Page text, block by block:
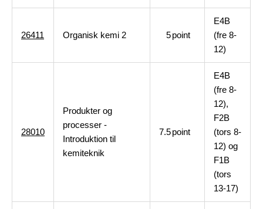
26411 Organisk kemi 2 5point
E4B
(fre 8-
12)
28010
Produkter og
processer -
Introduktion til
kemiteknik
7.5point
E4B
(fre 8-
12),
F2B
(tors 8-
12) og
F1B
(tors
13-17)